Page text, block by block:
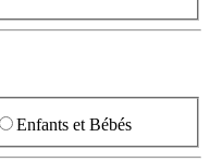
Enfants et Bébés